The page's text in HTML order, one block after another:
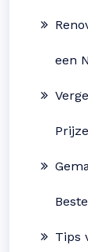
een
Tips